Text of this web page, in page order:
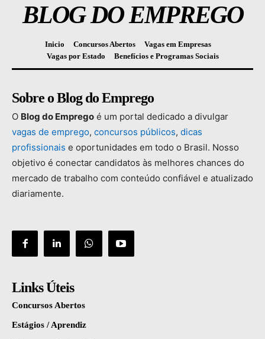
BLOG DO EMPREGO
Inicio Concursos Abertos
Vagas em Empresas
Vagas por Estado
Benefícios e Programas Sociais
Sobre o Blog do Emprego
O Blog do Emprego é um portal dedicado a divulgar
vagas de emprego, concursos públicos, dicas
profissionais e oportunidades em todo o Brasil. Nosso
objetivo é conectar candidatos às melhores chances do
mercado de trabalho com conteúdo confiável e atualizado
diariamente.
Links Úteis
Concursos Abertos
Estágios / Aprendiz